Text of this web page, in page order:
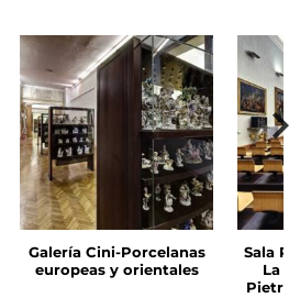
Galería Cini-Porcelanas
europeas y orientales
Sala
La